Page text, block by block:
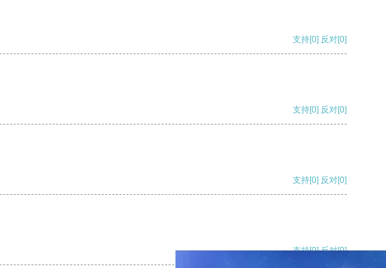
支持[0] 反对[0]
支持[0] 反对[0]
支持[0] 反对[0]
支持[0] 反对[0]